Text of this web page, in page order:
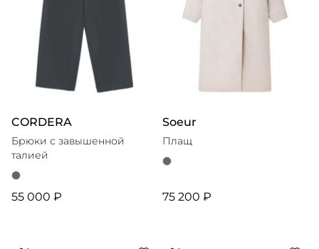
CORDERA
Брюки с завышенной
талией
55 000 ₽
Soeur
Плащ
75 200 ₽